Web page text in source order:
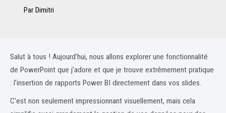
ParDimitri
Salut à tous ! Aujourd’hui, nous allons explorer une fonctionnalité
de PowerPoint que j’adore et que je trouve extrêmement pratique
: l’insertion de rapports Power BI directement dans vos slides.
C’est non seulement impressionnant visuellement, mais cela
navigation